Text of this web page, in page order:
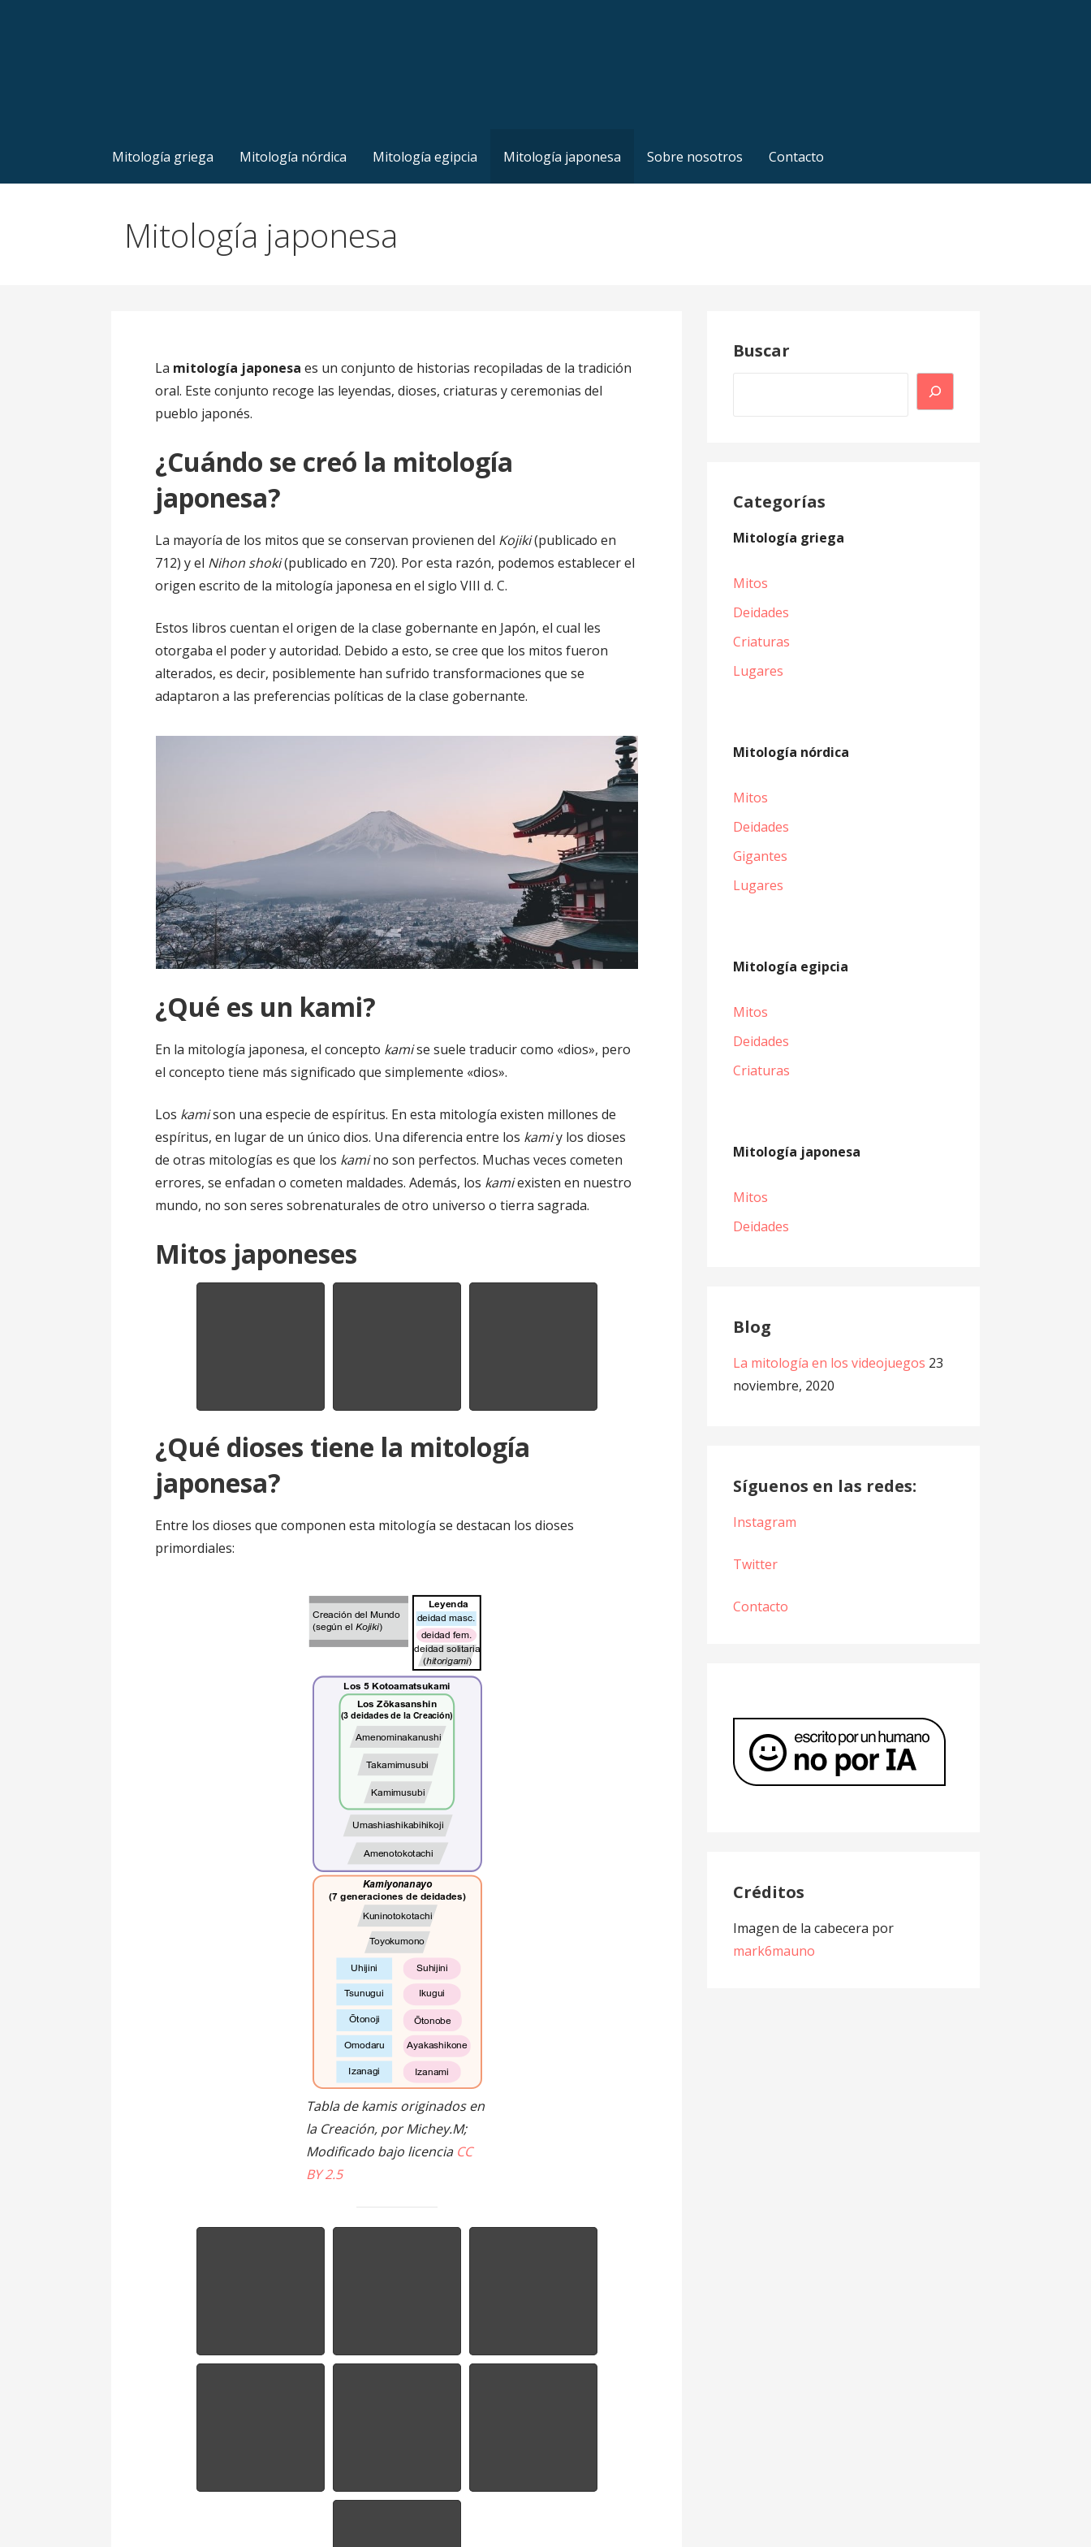
Mitología griega Mitología nórdica Mitología egipcia Mitología japonesa Sobre nosotros Contacto
Mitología japonesa
La mitología japonesa es un conjunto de historias recopiladas de la tradición
oral. Este conjunto recoge las leyendas, dioses, criaturas y ceremonias del
pueblo japonés.
¿Cuándo se creó la mitología
japonesa?
La mayoría de los mitos que se conservan provienen del Kojiki(publicado en
712) y el Nihon shoki(publicado en 720). Por esta razón, podemos establecer el
origen escrito de la mitología japonesa en el siglo VIII d. C.
Estos libros cuentan el origen de la clase gobernante en Japón, el cual les
otorgaba el poder y autoridad. Debido a esto, se cree que los mitos fueron
alterados, es decir, posiblemente han sufrido transformaciones que se
adaptaron a las preferencias políticas de la clase gobernante.
¿Qué es un kami?
En la mitología japonesa, el concepto kamise suele traducir como «dios», pero
el concepto tiene más significado que simplemente «dios».
Los kamison una especie de espíritus. En esta mitología existen millones de
espíritus, en lugar de un único dios. Una diferencia entre los kamiy los dioses
de otras mitologías es que los kamino son perfectos. Muchas veces cometen
errores, se enfadan o cometen maldades. Además, los kamiexisten en nuestro
mundo, no son seres sobrenaturales de otro universo o tierra sagrada.
Mitos japoneses
¿Qué dioses tiene la mitología
japonesa?
Entre los dioses que componen esta mitología se destacan los dioses
primordiales:
Tabla de kamis originados en
la Creación, por Michey.M;
Modificado bajo licencia CC
BY 2.5
Buscar
Categorías
Mitología griega
Mitos
Deidades
Criaturas
Lugares
Mitología nórdica
Mitos
Deidades
Gigantes
Lugares
Mitología egipcia
Mitos
Deidades
Criaturas
Mitología japonesa
Mitos
Deidades
Blog
La mitología en los videojuegos 23
noviembre, 2020
Síguenos en las redes:
Instagram
Twitter
Contacto
Créditos
Imagen de la cabecera por
mark6mauno